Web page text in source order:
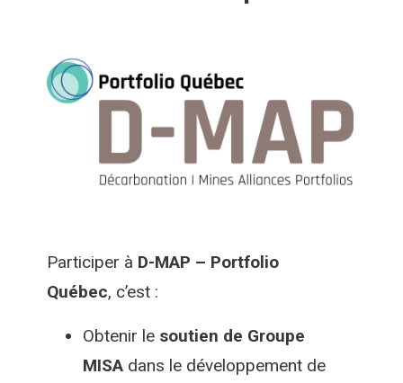
Participer à D-MAP – Portfolio
Québec, c’est :
Obtenir le soutien de Groupe
MISA dans le développement de